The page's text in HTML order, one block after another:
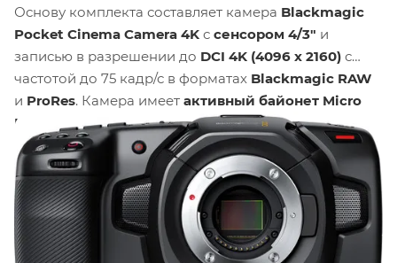
Основу комплекта составляет камера Blackmagic
Pocket Cinema Camera 4K с сенсором 4/3" и
записью в разрешении до DCI 4K (4096 x 2160) с
частотой до 75 кадр/с в форматах Blackmagic RAW
и ProRes. Камера имеет активный байонет Micro
Four Thirdsи 5-дюймовый сенсорный экран.
Внешний монитор Atomos Shinobi II 5.2"с яркостью
1500 кд/м² обеспечивает точный контроль
изображения и возможность управления
совместимыми камерами по USB-C.